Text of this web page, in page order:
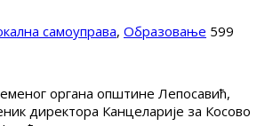
самоуправа, Образовање 599
органа општине Лепосавић,
директора Канцеларије за Косово